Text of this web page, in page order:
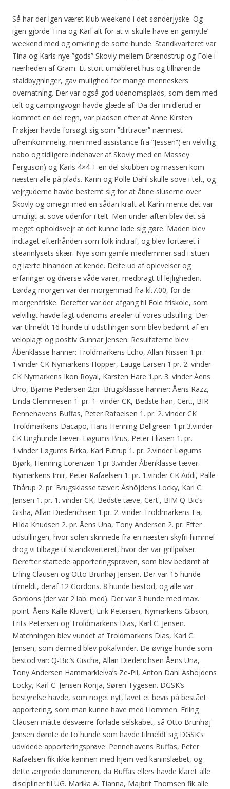
Så har der igen været klub weekend i det sønderjyske. Og
igen gjorde Tina og Karl alt for at vi skulle have en gemytle’
weekend med og omkring de sorte hunde. Standkvarteret var
Tina og Karls nye ”gods” Skovly mellem Brændstrup og Fole i
nærheden af Gram. Et stort umøbleret hus og tilhørende
staldbygninger, gav mulighed for mange menneskers
overnatning. Der var også god udenomsplads, som dem med
telt og campingvogn havde glæde af. Da der imidlertid er
kommet en del regn, var pladsen efter at Anne Kirsten
Frøkjær havde forsøgt sig som ”dirtracer” nærmest
ufremkommelig, men med assistance fra ”Jessen”( en velvillig
nabo og tidligere indehaver af Skovly med en Massey
Ferguson) og Karls 4×4 + en del skubben og massen kom
næsten alle på plads. Karin og Polle Dahl skulle sove i telt, og
vejrguderne havde bestemt sig for at åbne sluserne over
Skovly og omegn med en sådan kraft at Karin mente det var
umuligt at sove udenfor i telt. Men under aften blev det så
meget opholdsvejr at det kunne lade sig gøre. Maden blev
indtaget efterhånden som folk indtraf, og blev fortæret i
stearinlysets skær. Nye som gamle medlemmer sad i stuen
og lærte hinanden at kende. Delte ud af oplevelser og
erfaringer og diverse våde varer, medbragt til lejligheden.
Lørdag morgen var der morgenmad fra kl.7.00, for de
morgenfriske. Derefter var der afgang til Fole friskole, som
velvilligt havde lagt udenoms arealer til vores udstilling. Der
var tilmeldt 16 hunde til udstillingen som blev bedømt af en
veloplagt og positiv Gunnar Jensen. Resultaterne blev:
Åbenklasse hanner: Troldmarkens Echo, Allan Nissen 1.pr.
1.vinder CK Nymarkens Hopper, Lauge Larsen 1.pr. 2. vinder
CK Nymarkens Ikon Royal, Karsten Hare 1.pr. 3. vinder Åens
Uno, Bjarne Pedersen 2.pr. Brugsklasse hanner: Åens Razz,
Linda Clemmesen 1. pr. 1. vinder CK, Bedste han, Cert., BIR
Pennehavens Buffas, Peter Rafaelsen 1. pr. 2. vinder CK
Troldmarkens Dacapo, Hans Henning Dellgreen 1.pr.3.vinder
CK Unghunde tæver: Løgums Brus, Peter Eliasen 1. pr.
1.vinder Løgums Birka, Karl Futrup 1. pr. 2.vinder Løgums
Bjørk, Henning Lorenzen 1.pr 3.vinder Åbenklasse tæver:
Nymarkens Imir, Peter Rafaelsen 1. pr. 1.vinder CK Addi, Palle
Thårup 2. pr. Brugsklasse tæver: Åshöjdens Locky, Karl C.
Jensen 1. pr. 1. vinder CK, Bedste tæve, Cert., BIM Q-Bic’s
Gisha, Allan Diederichsen 1.pr. 2. vinder Troldmarkens Ea,
Hilda Knudsen 2. pr. Åens Una, Tony Andersen 2. pr. Efter
udstillingen, hvor solen skinnede fra en næsten skyfri himmel
drog vi tilbage til standkvarteret, hvor der var grillpølser.
Derefter startede apporteringsprøven, som blev bedømt af
Erling Clausen og Otto Brunhøj Jensen. Der var 15 hunde
tilmeldt, deraf 12 Gordons. 8 hunde bestod, og alle var
Gordons (der var 2 lab. med). Der var 3 hunde med max.
point: Åens Kalle Kluvert, Erik Petersen, Nymarkens Gibson,
Frits Petersen og Troldmarkens Dias, Karl C. Jensen.
Matchningen blev vundet af Troldmarkens Dias, Karl C.
Jensen, som dermed blev pokalvinder. De øvrige hunde som
bestod var: Q-Bic’s Gischa, Allan Diederichsen Åens Una,
Tony Andersen Hammarkleiva’s Ze-Pil, Anton Dahl Ashöjdens
Locky, Karl C. Jensen Ronja, Søren Tygesen. DGSK’s
bestyrelse havde, som noget nyt, lavet et bevis på bestået
apportering, som man kunne have med i lommen. Erling
Clausen måtte desværre forlade selskabet, så Otto Brunhøj
Jensen dømte de to hunde som havde tilmeldt sig DGSK’s
udvidede apporteringsprøve. Pennehavens Buffas, Peter
Rafaelsen fik ikke kaninen med hjem ved kaninslæbet, og
dette ærgrede dommeren, da Buffas ellers havde klaret alle
discipliner til UG. Marika A. Tianna, Majbrit Thomsen fik alle